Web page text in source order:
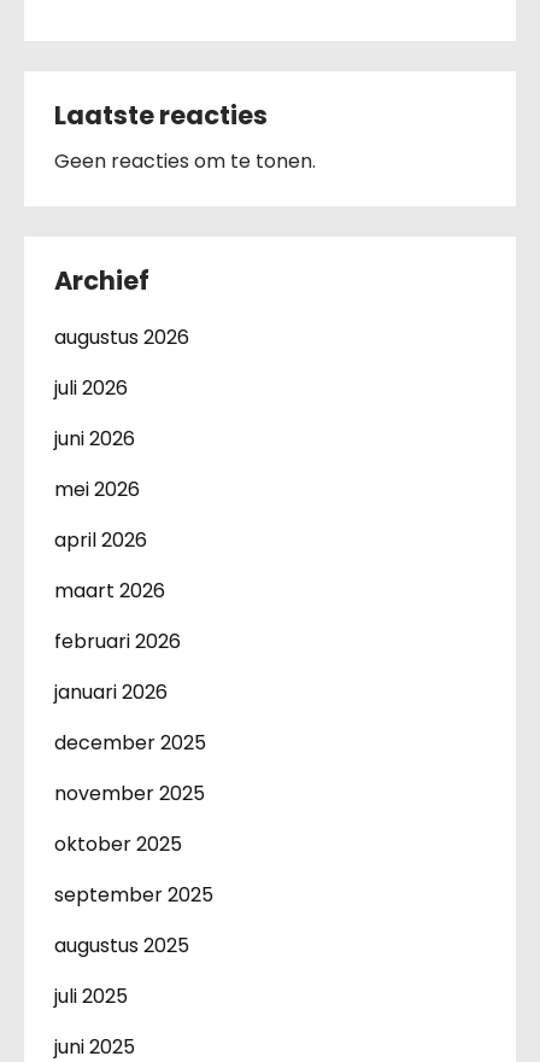
Laatste reacties
Geen reacties om te tonen.
Archief
augustus 2026
juli 2026
juni 2026
mei 2026
april 2026
maart 2026
februari 2026
januari 2026
december 2025
november 2025
oktober 2025
september 2025
augustus 2025
juli 2025
juni 2025